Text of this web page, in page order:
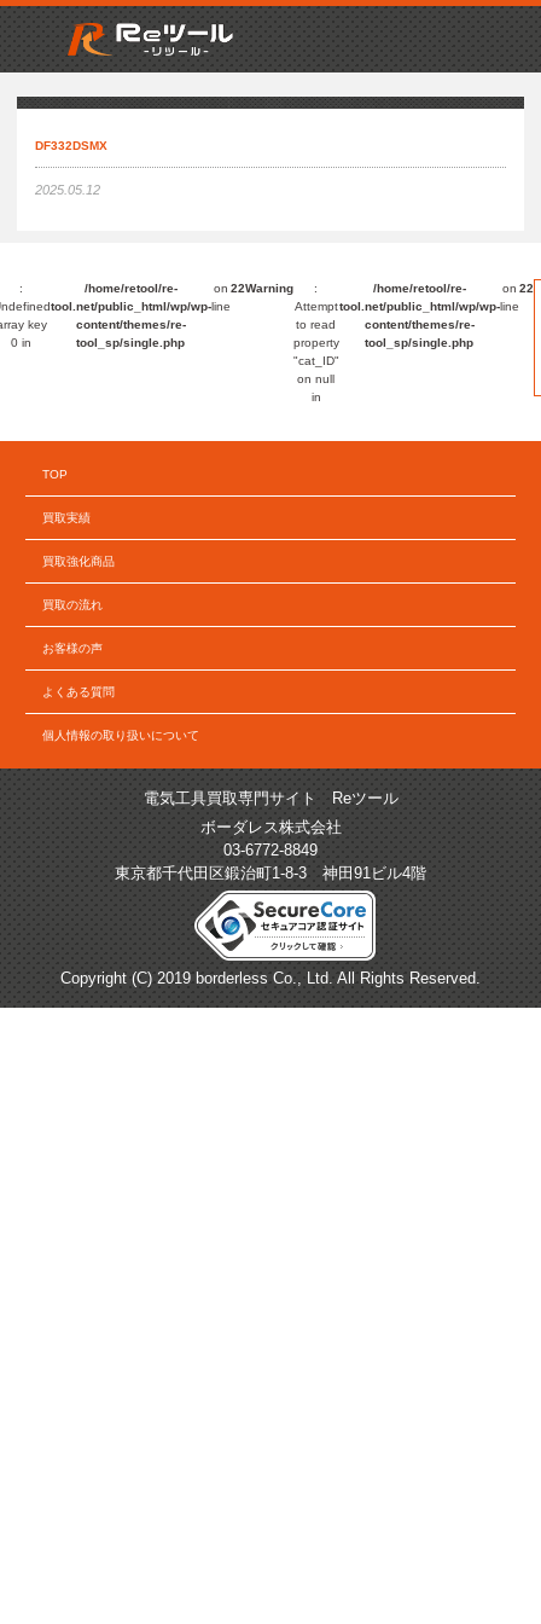
DF332DSMX
2025.05.12
:
key
0 in
/home/retool/re-
tool.net/public_html/wp/wp-
content/themes/re-
tool_sp/single.php
on
line
22Warning
:
Attempt
to read
property
"cat_ID"
on null
in
/home/retool/re-
tool.net/public_html/wp/wp-
content/themes/re-
tool_sp/single.php
on
line
22
TOP
買取実績
買取強化商品
買取の流れ
お客様の声
よくある質問
個人情報の取り扱いについて
電気工具買取専門サイト Reツール
ボーダレス株式会社
03-6772-8849
東京都千代田区鍛治町1-8-3 神田91ビル4階
Copyright (C) 2019 borderless Co., Ltd. All Rights Reserved.